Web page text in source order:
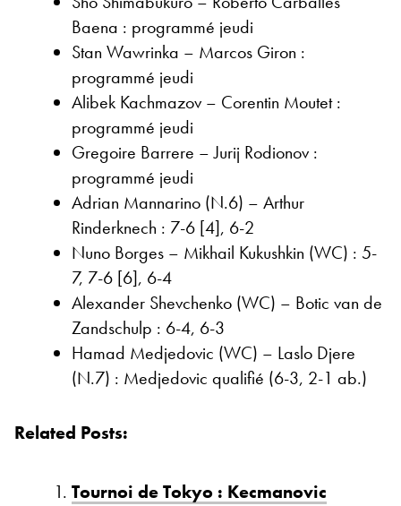
Baena : programmé jeudi
Stan Wawrinka – Marcos Giron :
programmé jeudi
Alibek Kachmazov – Corentin Moutet :
programmé jeudi
Gregoire Barrere – Jurij Rodionov :
programmé jeudi
Adrian Mannarino (N.6) – Arthur
Rinderknech : 7-6 [4], 6-2
Nuno Borges – Mikhail Kukushkin (WC) : 5-
7, 7-6 [6], 6-4
Alexander Shevchenko (WC) – Botic van de
Zandschulp : 6-4, 6-3
Hamad Medjedovic (WC) – Laslo Djere
(N.7) : Medjedovic qualifié (6-3, 2-1 ab.)
Related Posts:
Tournoi de Tokyo : Kecmanovic